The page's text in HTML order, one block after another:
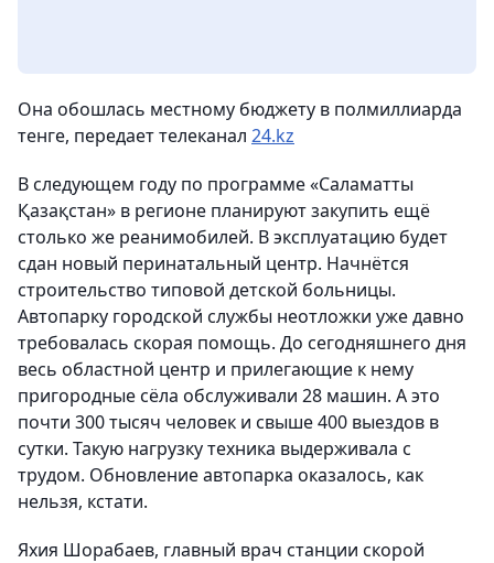
Она обошлась местному бюджету в полмиллиарда
тенге, передает телеканал 24.kz
В следующем году по программе «Саламатты
Қазақстан» в регионе планируют закупить ещё
столько же реанимобилей. В эксплуатацию будет
сдан новый перинатальный центр. Начнётся
строительство типовой детской больницы.
Автопарку городской службы неотложки уже давно
требовалась скорая помощь. До сегодняшнего дня
весь областной центр и прилегающие к нему
пригородные сёла обслуживали 28 машин. А это
почти 300 тысяч человек и свыше 400 выездов в
сутки. Такую нагрузку техника выдерживала с
трудом. Обновление автопарка оказалось, как
нельзя, кстати.
Яхия Шорабаев, главный врач станции скорой